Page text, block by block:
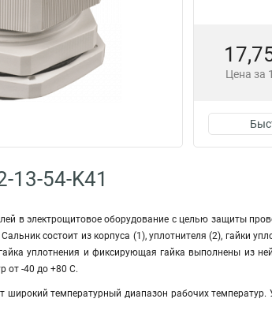
Цена за
13-54-K41
в электрощитовое оборудование с целью защиты
состоит из корпуса (1), уплотнителя (2), гайки
уплотнения и фиксирующая гайка выполнены из
от -40 до +80 С.
широкий температурный диапазон рабочих